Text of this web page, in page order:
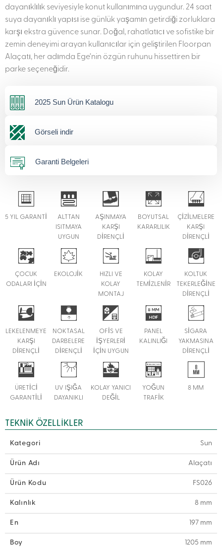
dayanıklılık seviyesiyle konut kullanımına uygundur. 24 saat
suya dayanıklı yapısı ise günlük yaşamın getirdiği zorluklara
karşı ekstra güvence sunar. Doğal, rahatlatıcı ve sofistike bir
zemin deneyimi arayan kullanıcılar için geliştirilen Floorpan
Alaçatı, her adımda Ege’nin özgün ruhunu hissettiren bir
parke seçeneğidir.
2025 Sun Ürün Katalogu
Görseli indir
Garanti Belgeleri
5 YIL GARANTİ
ALTTAN
ISITMAYA
UYGUN
AŞINMAYA
KARŞI
DİRENÇLİ
BOYUTSAL
KARARLILIK
ÇİZİLMELERE
KARŞI
DİRENÇLİ
ÇOCUK
ODALARI İÇİN
EKOLOJİK
HIZLI VE
KOLAY
MONTAJ
KOLAY
TEMİZLENİR
KOLTUK
TEKERLEĞİNE
DİRENÇLİ
LEKELENMEYE
KARŞI
DİRENÇLİ
NOKTASAL
DARBELERE
DİRENÇLİ
OFİS VE
İŞYERLERİ
İÇİN UYGUN
PANEL
KALINLIĞI
SİGARA
YAKMASINA
DİRENÇLİ
ÜRETİCİ
GARANTİLİ
UV IŞIĞA
DAYANIKLI
KOLAY YANICI
DEĞİL
YOĞUN
TRAFİK
8 MM
TEKNIK ÖZELLIKLER
Kategori Sun
Ürün Adı Alaçatı
Ürün Kodu FS026
Kalınlık 8 mm
En 197 mm
Boy 1205 mm